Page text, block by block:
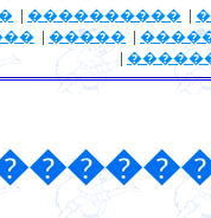
| ���������� |
| ����� |
|